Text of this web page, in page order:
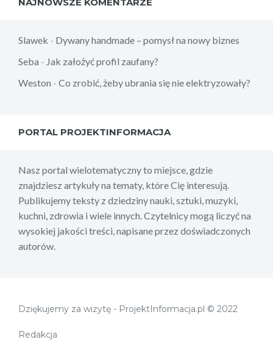
Slawek - Dywany handmade – pomysł na nowy biznes
Seba - Jak założyć profil zaufany?
Weston - Co zrobić, żeby ubrania się nie elektryzowały?
PORTAL PROJEKTINFORMACJA
Nasz portal wielotematyczny to miejsce, gdzie
znajdziesz artykuły na tematy, które Cię interesują.
Publikujemy teksty z dziedziny nauki, sztuki, muzyki,
kuchni, zdrowia i wiele innych. Czytelnicy mogą liczyć na
wysokiej jakości treści, napisane przez doświadczonych
autorów.
Dziękujemy za wizytę - ProjektInformacja.pl © 2022
Redakcja